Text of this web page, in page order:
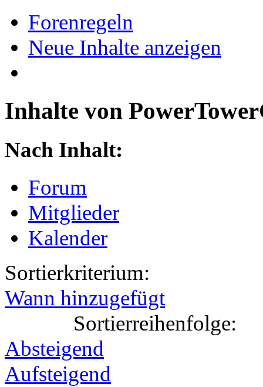
Forenregeln
Neue Inhalte anzeigen
Inhalte von
Nach Inhalt:
Forum
Mitglieder
Kalender
Sortierkriterium:
Wann hinzugefügt
Sortierreihenfolge:
Absteigend
Aufsteigend